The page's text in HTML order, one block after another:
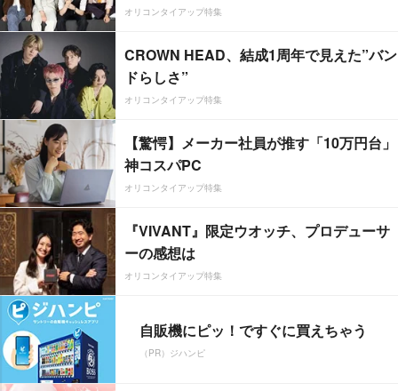
オリコンタイアップ特集
CROWN HEAD、結成1周年で見えた”バン
ドらしさ”
オリコンタイアップ特集
【驚愕】メーカー社員が推す「10万円台」
神コスパPC
オリコンタイアップ特集
『VIVANT』限定ウオッチ、プロデューサ
ーの感想は
オリコンタイアップ特集
自販機にピッ！ですぐに買えちゃう
（PR）ジハンピ